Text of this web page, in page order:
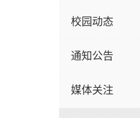
校园动态
通知公告
媒体关注